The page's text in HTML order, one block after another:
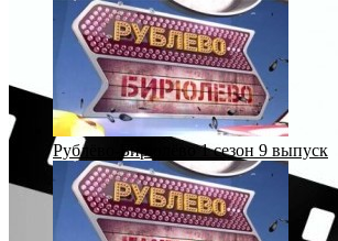
Рублёво-Бирюлёво 1 сезон 9 выпуск